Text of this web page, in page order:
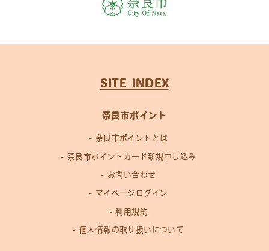
SITE INDEX
奈良市ポイント
奈良市ポイントとは
奈良市ポイントカード新規申し込み
お問い合わせ
マイページログイン
利用規約
個人情報の取り扱いについて